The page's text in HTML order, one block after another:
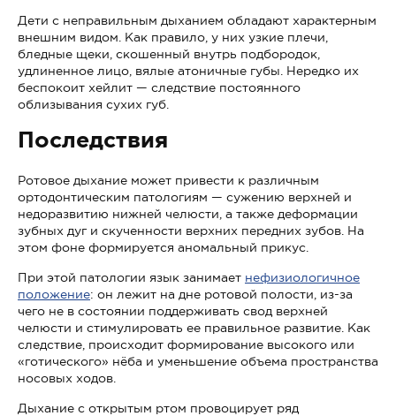
Дети с неправильным дыханием обладают характерным
внешним видом. Как правило, у них узкие плечи,
бледные щеки, скошенный внутрь подбородок,
удлиненное лицо, вялые атоничные губы. Нередко их
беспокоит хейлит — следствие постоянного
облизывания сухих губ.
Последствия
Ротовое дыхание может привести к различным
ортодонтическим патологиям — сужению верхней и
недоразвитию нижней челюсти, а также деформации
зубных дуг и скученности верхних передних зубов. На
этом фоне формируется аномальный прикус.
При этой патологии язык занимает нефизиологичное
положение: он лежит на дне ротовой полости, из-за
чего не в состоянии поддерживать свод верхней
челюсти и стимулировать ее правильное развитие. Как
следствие, происходит формирование высокого или
«готического» нёба и уменьшение объема пространства
носовых ходов.
Дыхание с открытым ртом провоцирует ряд